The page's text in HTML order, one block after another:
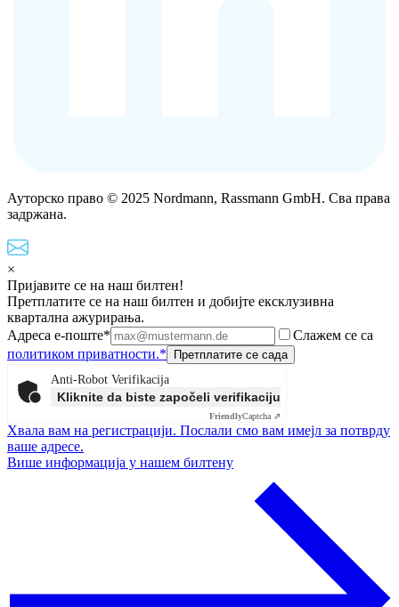
Ауторско право © 2025 Nordmann, Rassmann GmbH. Сва права
задржана.
×
Пријавите се на наш билтен!
Претплатите се на наш билтен и добијте ексклузивна
квартална ажурирања.
Адреса е-поште*
Слажем се са
политиком приватности.*
Anti-Robot Verifikacija
Kliknite da biste započeli verifikaciju
FriendlyCaptcha ⇗
Хвала вам на регистрацији. Послали смо вам имејл за потврду
ваше адресе.
Више информација у нашем билтену